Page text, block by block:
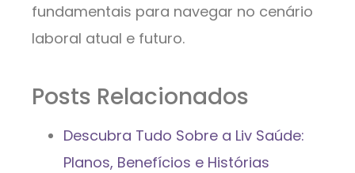
fundamentais para navegar no cenário
laboral atual e futuro.
Posts Relacionados
Descubra Tudo Sobre a Liv Saúde:
Planos, Benefícios e Histórias